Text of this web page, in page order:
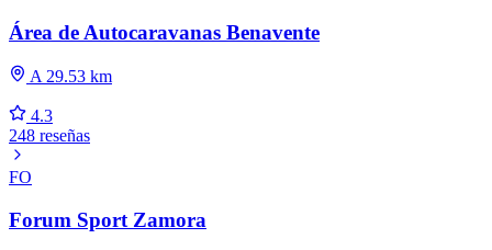
Área de Autocaravanas Benavente
A 29.53 km
4.3
248 reseñas
FO
Forum Sport Zamora